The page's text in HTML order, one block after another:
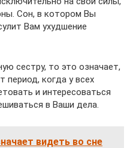
Сон, в котором Вы
Вам ухудшение
сестру, то это означает,
период, когда у всех
и интересоваться
в Ваши дела.
видеть во сне